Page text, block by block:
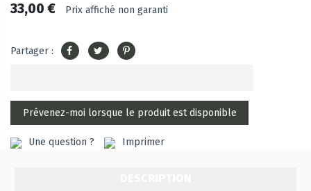
33,00 € Prix affiché non garanti
Partager :
Une question ? Imprimer